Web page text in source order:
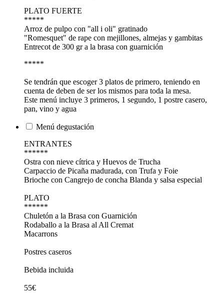
PLATO FUERTE
*****
Arroz de pulpo con "all i oli" gratinado
"Romesquet" de rape con mejillones, almejas y gambitas
Entrecot de 300 gr a la brasa con guarnición
*****
Se tendrán que escoger 3 platos de primero, teniendo en
cuenta de deben de ser los mismos para toda la mesa.
Este menú incluye 3 primeros, 1 segundo, 1 postre casero,
pan, vino y agua
Menú degustación
ENTRANTES
******
Ostra con nieve cítrica y Huevos de Trucha
Carpaccio de Picaña madurada, con Trufa y Foie
Brioche con Cangrejo de concha Blanda y salsa especial
PLATO
******
Chuletón a la Brasa con Guarnición
Rodaballo a la Brasa al All Cremat
Macarrons
Postres caseros
Bebida incluida
55€